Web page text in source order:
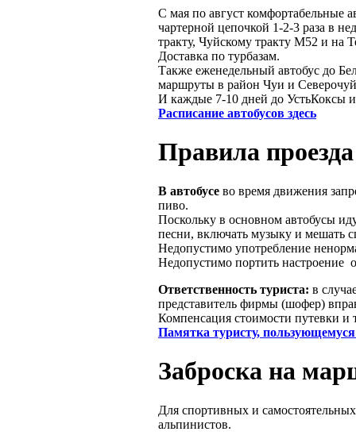
С мая по август комфортабельные
чартерной цепочкой 1-2-3 раза в
тракту, Чуйскому тракту М52 и на
Доставка по турбазам.
Также еженедельный автобус до
маршруты в район Чуи и
И каждые 7-10 дней до УстьКоксы
Расписание автобусов здесь
Правила проезда
В автобусе во время движения
пиво.
Поскольку в основном автобусы
песни, включать музыку и мешать
Недопустимо употребление
Недопустимо портить
Ответственность туриста: в
представитель фирмы (шофер)
Компенсация стоимости путевки и
Памятка туристу,
Заброска на
Для спортивных и
альпинистов.